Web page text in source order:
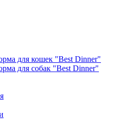
для кошек "Best Dinner"
для собак "Best Dinner"